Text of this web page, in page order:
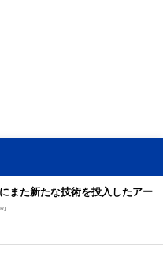
また新たな技術を投入したアー